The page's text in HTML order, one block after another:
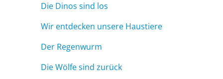
Die Dinos sind los
Wir entdecken unsere Haustiere
Der Regenwurm
Die Wölfe sind zurück